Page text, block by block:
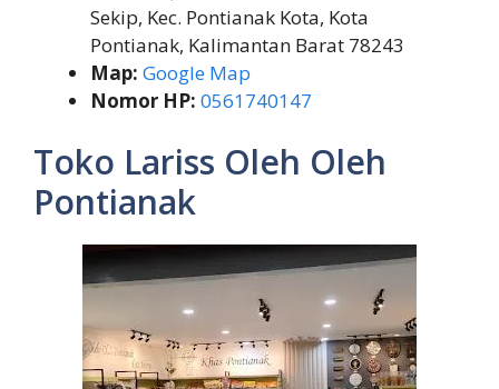
Sekip, Kec. Pontianak Kota, Kota
Pontianak, Kalimantan Barat 78243
Map: Google Map
Nomor HP: 0561740147
Toko Lariss Oleh Oleh
Pontianak